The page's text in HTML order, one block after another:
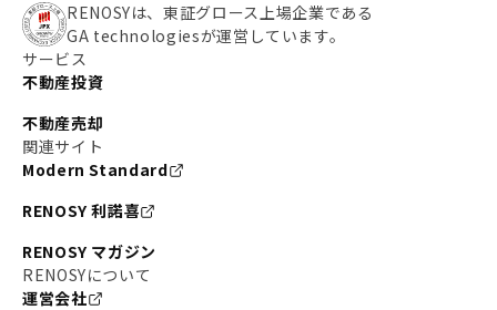
RENOSYは、東証グロース上場企業である
GA technologiesが運営しています。
サービス
不動産投資
不動産売却
関連サイト
Modern Standard
RENOSY 利諾喜
RENOSY マガジン
RENOSYについて
運営会社